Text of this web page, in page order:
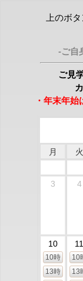
上のボ
-ご自
ご見
・年末年始
月 火
3
4
10
10時
13時
11
10
13